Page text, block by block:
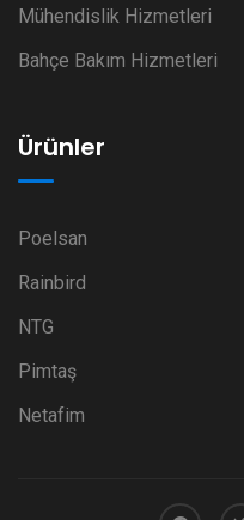
Mühendislik Hizmetleri
Bahçe Bakım Hizmetleri
Ürünler
Poelsan
Rainbird
NTG
Pimtaş
Netafim